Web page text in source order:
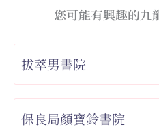
您可能有興趣的九
拔萃男書院
保良局顏寶鈴書院